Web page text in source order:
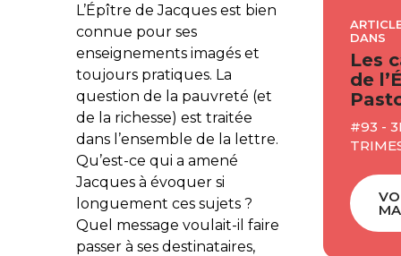
L’Épître de Jacques est bien
connue pour ses
enseignements imagés et
toujours pratiques. La
question de la pauvreté (et
de la richesse) est traitée
dans l’ensemble de la lettre.
Qu’est-ce qui a amené
Jacques à évoquer si
longuement ces sujets ?
Quel message voulait-il faire
passer à ses destinataires,
DANS
Les
de
#93 -